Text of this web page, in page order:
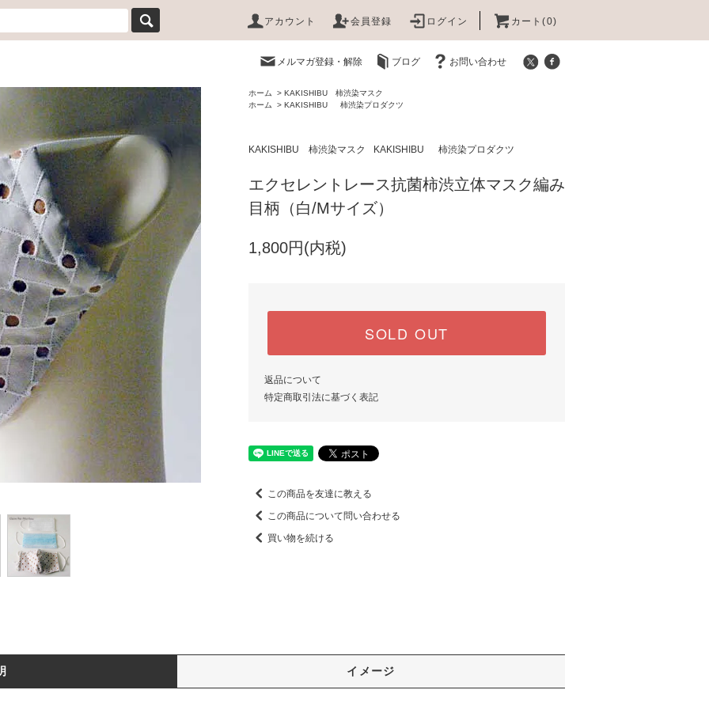
アカウント 会員登録 ログイン カート(0)
メルマガ登録・解除 ブログ お問い合わせ
ホーム > KAKISHIBU 柿渋染マスク
ホーム
> KAKISHIBU 柿渋染プロダクツ
KAKISHIBU 柿渋染マスク KAKISHIBU 柿渋染プロダクツ
エクセレントレース抗菌柿渋立体マスク編み
目柄（白/Mサイズ）
1,800円(内税)
SOLD OUT
返品について
特定商取引法に基づく表記
この商品を友達に教える
この商品について問い合わせる
買い物を続ける
イメージ